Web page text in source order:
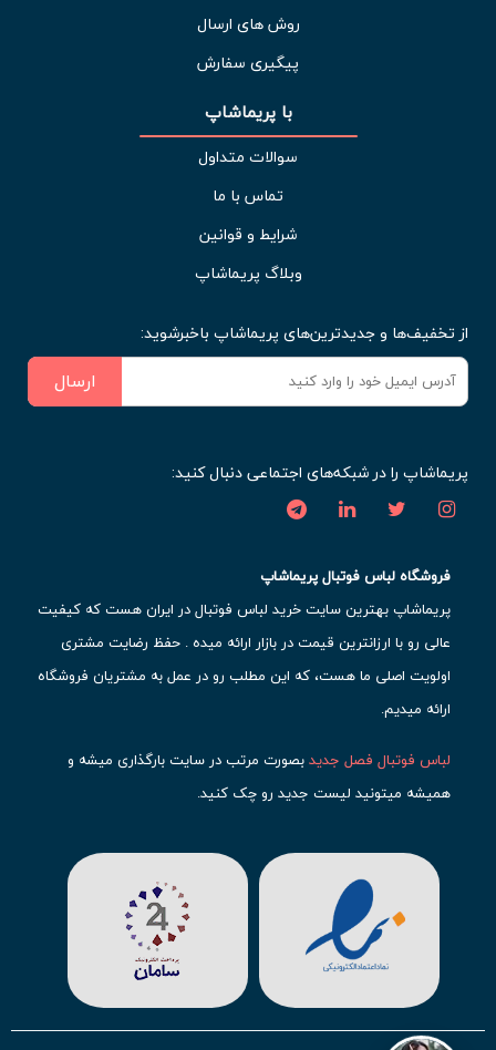
روش های ارسال
پیگیری سفارش
با پریماشاپ
سوالات متداول
تماس با ما
شرایط و قوانین
وبلاگ پریماشاپ
از تخفیف‌ها و جدیدترین‌های پریماشاپ باخبرشوید:
ارسال
پریماشاپ را در شبکه‌های اجتماعی دنبال کنید:
فروشگاه لباس فوتبال پریماشاپ
پریماشاپ بهترین سایت خرید لباس فوتبال در ایران هست که کیفیت
عالی رو با ارزانترین قیمت در بازار ارائه میده . حفظ رضایت مشتری
اولویت اصلی ما هست، که این مطلب رو در عمل به مشتریان فروشگاه
ارائه میدیم.
لباس فوتبال فصل جدیدبصورت مرتب در سایت بارگذاری میشه و
همیشه میتونید لیست جدید رو چک کنید.
حتما مشاهده کنید که قطعا برای تیم های مطرح دنیای فوتبال، تعداد
بیشتری محصول موجود میشه. این مورد شامل
لباس رئال مادرید
لباس اینتر میامی لباس منچستر سیتی
آث میلان میشه.
در ایران هملباس استقلال،لباس پرسپولیسولباس تیم ملی